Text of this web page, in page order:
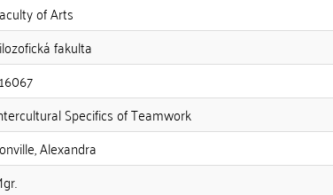
of Arts
fakulta
Specifics of Teamwork
Alexandra